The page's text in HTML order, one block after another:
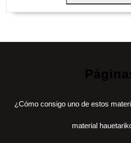
¿Cómo consigo uno de estos
material